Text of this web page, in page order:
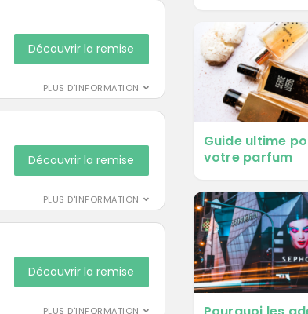
PLUS D'INFORMATION
Découvrir la remise
PLUS D'INFORMATION
Découvrir la remise
PLUS D'INFORMATION
Découvrir la remise
Guide ultime
votre parfum